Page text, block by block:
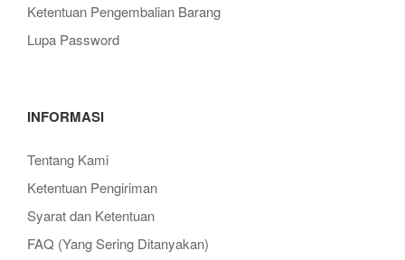
Ketentuan Pengembalian Barang
Lupa Password
INFORMASI
Tentang Kami
Ketentuan Pengiriman
Syarat dan Ketentuan
FAQ (Yang Sering Ditanyakan)